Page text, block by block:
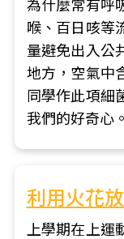
為什麼常有呼
喉、百日咳等
量避免出入公
地方，空氣中
同學作此項細
我們的好奇心。
利用火花
上學期在上